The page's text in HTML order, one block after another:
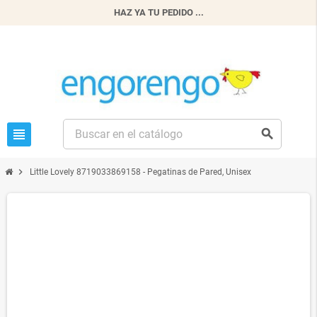
HAZ YA TU PEDIDO ...
view_headline search
chevron_right Little Lovely 8719033869158 - Pegatinas de Pared, Unisex